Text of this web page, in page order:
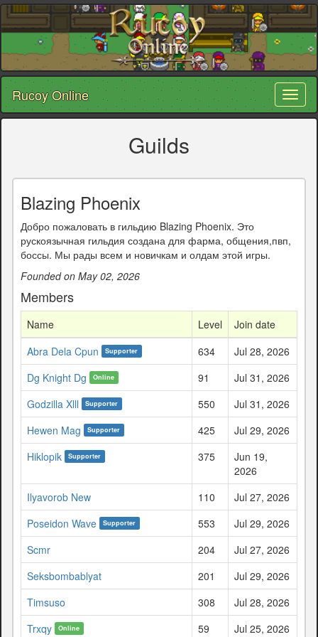
Rucoy Online
Guilds
Blazing Phoenix
Добро пожаловать в гильдию Blazing Phoenix. Это
рускоязычная гильдия создана для фарма, общения,пвп,
боссы. Мы рады всем и новичкам и олдам этой игры.
Founded on May 02, 2026
Members
Name Level
Join date
Abra Dela Cpun
Supporter 634
Jul 28, 2026
Dg Knight Dg
Online 91
Jul 31, 2026
Godzilla Xlll
Supporter 550
Jul 31, 2026
Hewen Mag
Supporter 425
Jul 29, 2026
Hiklopik
Supporter 375
Jun 19,
2026
Ilyavorob New
110
Jul 27, 2026
Poseidon Wave
Supporter 553
Jul 29, 2026
Scmr
204
Jul 27, 2026
Seksbombablyat
201
Jul 29, 2026
Timsuso
308
Jul 28, 2026
Trxqy
Online 59 Jul 25, 2026